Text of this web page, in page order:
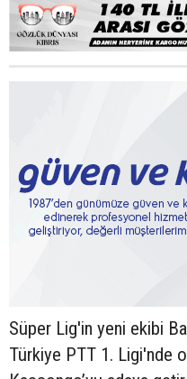
Süper Lig'in yeni ekibi
Türkiye PTT 1. Ligi'nde